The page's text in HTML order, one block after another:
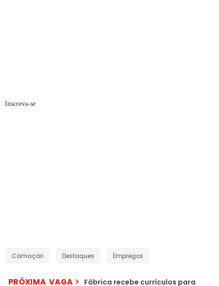
Inscreva-se
Camaçari Destaques Empregos
PRÓXIMA VAGA Fábrica recebe currículos para